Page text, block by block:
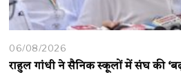
06/08/2026
राहुल गांधी ने सैनिक स्कूलों में संघ की